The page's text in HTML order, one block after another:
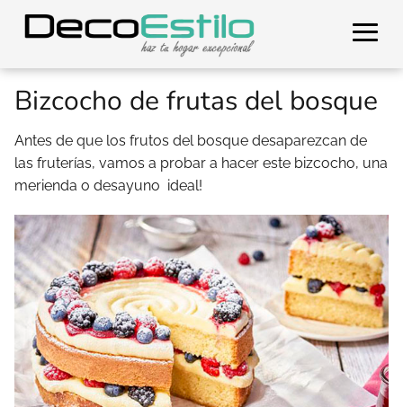
Bizcocho de frutas del bosque
Antes de que los frutos del bosque desaparezcan de
las fruterías, vamos a probar a hacer este bizcocho, una
merienda o desayuno ideal!